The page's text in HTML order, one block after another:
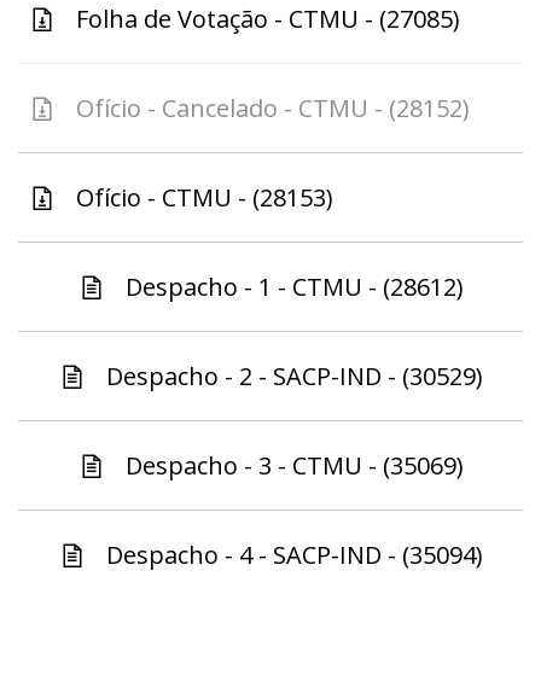
Folha de Votação - CTMU - (27085)
Ofício - Cancelado - CTMU - (28152)
Ofício - CTMU - (28153)
Despacho - 1 - CTMU - (28612)
Despacho - 2 - SACP-IND - (30529)
Despacho - 3 - CTMU - (35069)
Despacho - 4 - SACP-IND - (35094)